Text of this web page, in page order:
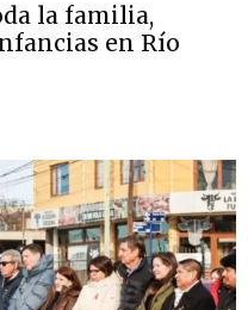
la familia,
en Río